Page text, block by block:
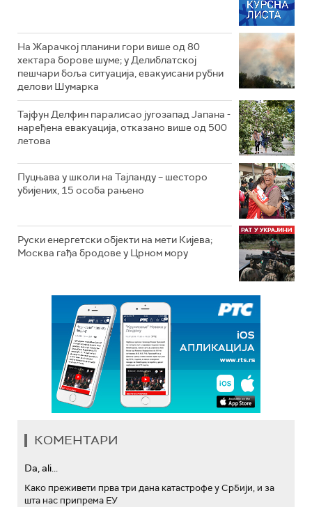
На Жарачкој планини гори више од 80
хектара борове шуме; у Делиблатској
пешчари боља ситуација, евакуисани рубни
делови Шумарка
Тајфун Делфин паралисао југозапад Јапана -
наређена евакуација, отказано више од 500
летова
Пуцњава у школи на Тајланду – шесторо
убијених, 15 особа рањено
Руски енергетски објекти на мети Кијева;
Москва гађа бродове у Црном мору
КОМЕНТАРИ
Da, ali...
Како преживети прва три дана катастрофе у Србији, и за
шта нас припрема ЕУ